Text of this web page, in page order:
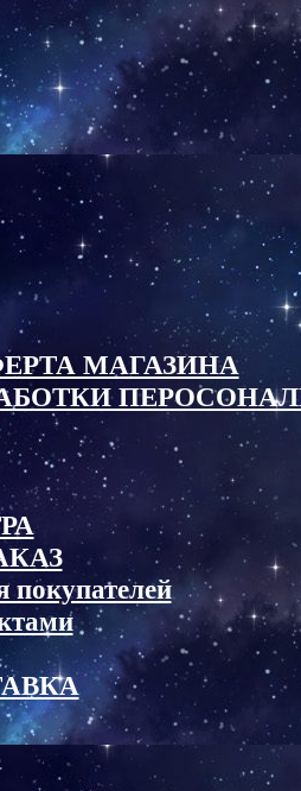
МАГАЗИНА
покупателей